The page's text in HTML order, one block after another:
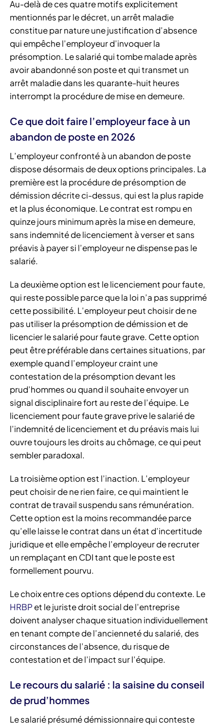
Au-delà de ces quatre motifs explicitement
mentionnés par le décret, un arrêt maladie
constitue par nature une justification d’absence
qui empêche l’employeur d’invoquer la
présomption. Le salarié qui tombe malade après
avoir abandonné son poste et qui transmet un
arrêt maladie dans les quarante-huit heures
interrompt la procédure de mise en demeure.
Ce que doit faire l’employeur face à un
abandon de poste en 2026
L’employeur confronté à un abandon de poste
dispose désormais de deux options principales. La
première est la procédure de présomption de
démission décrite ci-dessus, qui est la plus rapide
et la plus économique. Le contrat est rompu en
quinze jours minimum après la mise en demeure,
sans indemnité de licenciement à verser et sans
préavis à payer si l’employeur ne dispense pas le
salarié.
La deuxième option est le licenciement pour faute,
qui reste possible parce que la loi n’a pas supprimé
cette possibilité. L’employeur peut choisir de ne
pas utiliser la présomption de démission et de
licencier le salarié pour faute grave. Cette option
peut être préférable dans certaines situations, par
exemple quand l’employeur craint une
contestation de la présomption devant les
prud’hommes ou quand il souhaite envoyer un
signal disciplinaire fort au reste de l’équipe. Le
licenciement pour faute grave prive le salarié de
l’indemnité de licenciement et du préavis mais lui
ouvre toujours les droits au chômage, ce qui peut
sembler paradoxal.
La troisième option est l’inaction. L’employeur
peut choisir de ne rien faire, ce qui maintient le
contrat de travail suspendu sans rémunération.
Cette option est la moins recommandée parce
qu’elle laisse le contrat dans un état d’incertitude
juridique et elle empêche l’employeur de recruter
un remplaçant en CDI tant que le poste est
formellement pourvu.
Le choix entre ces options dépend du contexte. Le
HRBP et le juriste droit social de l’entreprise
doivent analyser chaque situation individuellement
en tenant compte de l’ancienneté du salarié, des
circonstances de l’absence, du risque de
contestation et de l’impact sur l’équipe.
Le recours du salarié : la saisine du conseil
de prud’hommes
Le salarié présumé démissionnaire qui conteste